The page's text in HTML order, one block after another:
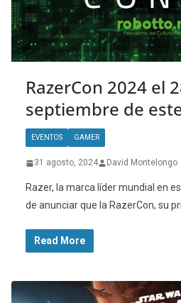
RazerCon 2024 el
septiembre de
EVENTOS GAMER
31 agosto, 2024 David Montelongo
Razer, la marca líder mundial en
de anunciar que la RazerCon, su
Read More